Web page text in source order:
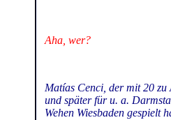
Aha, wer?
Matías Cenci, der mit 20
und später für u. a.
Wehen Wiesbaden gespielt